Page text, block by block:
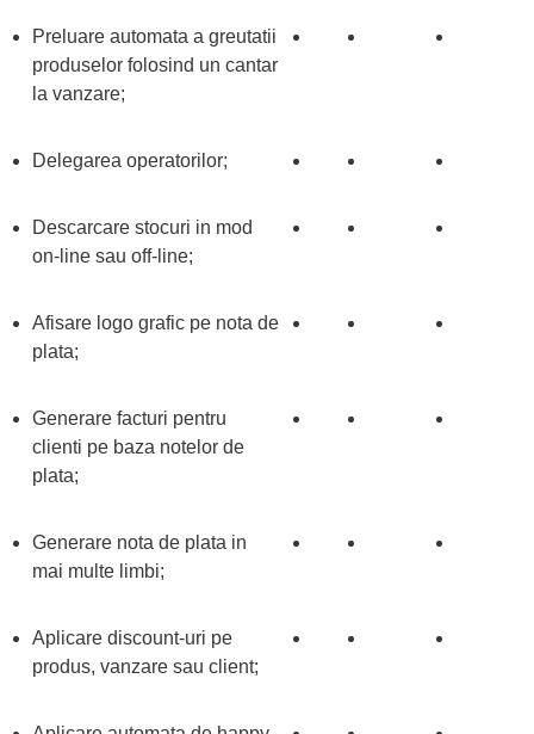
Preluare automata a greutatii
produselor folosind un cantar
la vanzare;
Delegarea operatorilor;
Descarcare stocuri in mod
on-line sau off-line;
Afisare logo grafic pe nota de
plata;
Generare facturi pentru
clienti pe baza notelor de
plata;
Generare nota de plata in
mai multe limbi;
Aplicare discount-uri pe
produs, vanzare sau client;